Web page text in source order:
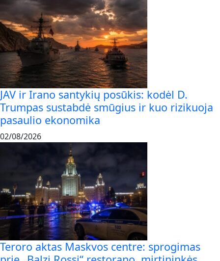
JAV ir Irano santykių posūkis: kodėl D.
Trumpas sustabdė smūgius ir kuo rizikuoja
pasaulio ekonomika
02/08/2026
Teroro aktas Maskvos centre: sprogimas